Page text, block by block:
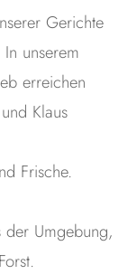
Gerichte
unserem
erreichen
Klaus
Frische.
der Umgebung,